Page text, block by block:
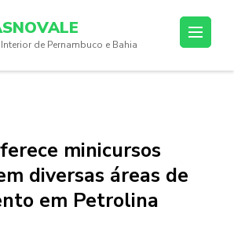
de Pernambuco e Bahia
minicursos
diversas áreas de
em Petrolina